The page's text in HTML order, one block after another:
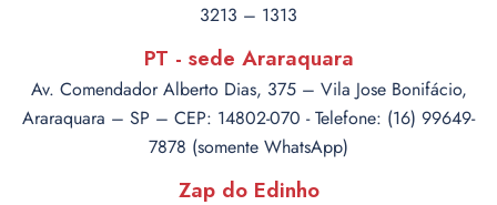
3213 – 1313
PT - sede Araraquara
Av. Comendador Alberto Dias, 375 – Vila Jose Bonifácio,
Araraquara – SP – CEP: 14802-070 - Telefone: (16) 99649-
7878 (somente WhatsApp)
Zap do Edinho